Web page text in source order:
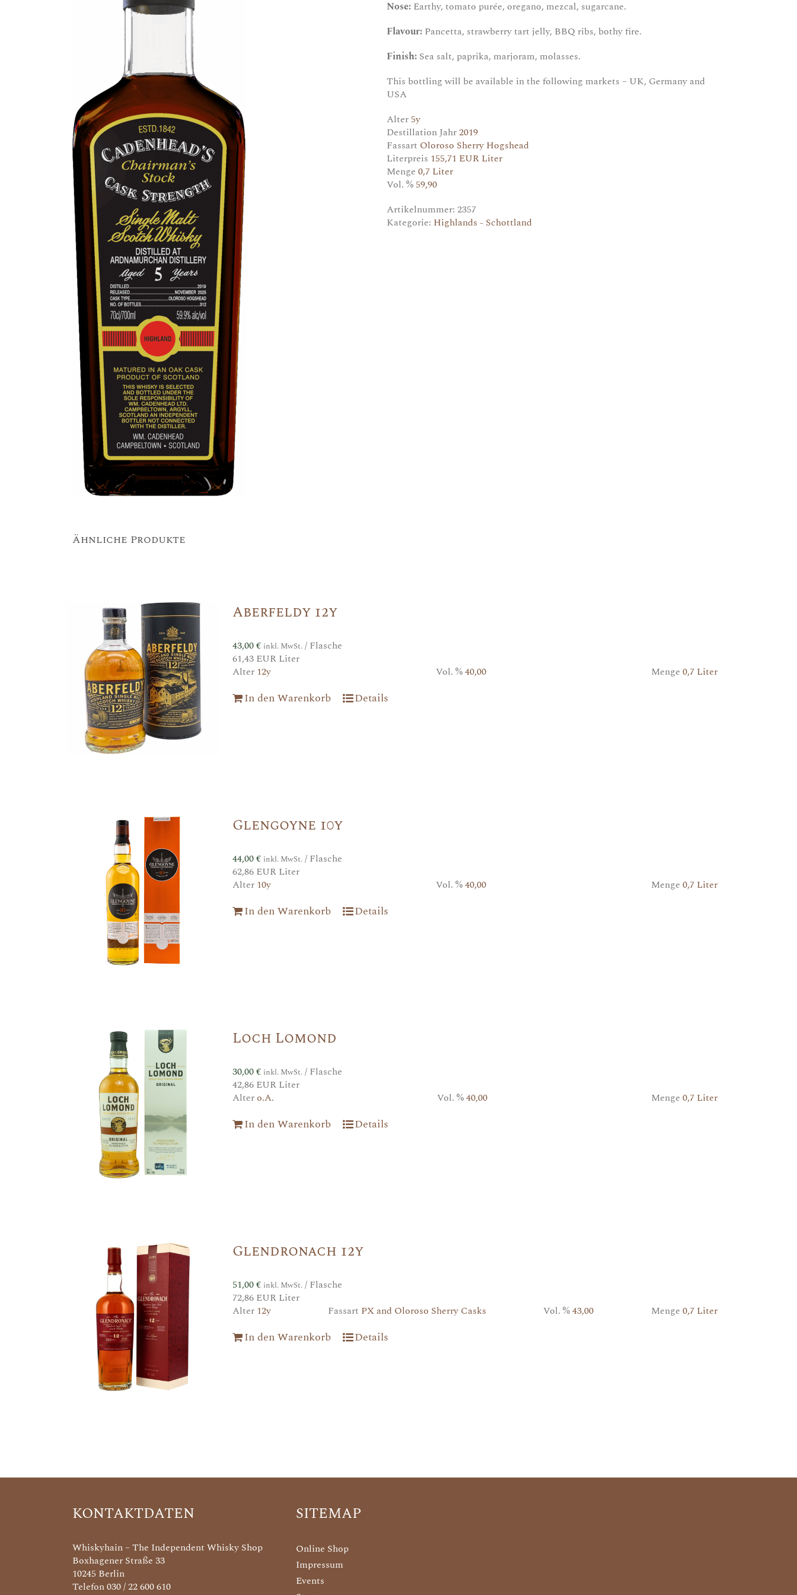
Nose: Earthy, tomato purée, oregano, mezcal, sugarcane.
Flavour: Pancetta, strawberry tart jelly, BBQ ribs, bothy fire.
Finish: Sea salt, paprika, marjoram, molasses.
This bottling will be available in the following markets – UK, Germany and
USA
Alter 5y
Destillation Jahr2019
Fassart Oloroso Sherry Hogshead
Literpreis 155,71 EUR Liter
Menge 0,7 Liter
Vol. % 59,90
Artikelnummer: 2357
Kategorie: Highlands - Schottland
Ähnliche Produkte
Aberfeldy 12y
43,00€ inkl. MwSt./ Flasche
61,43 EUR Liter
Alter 12y Vol. %40,00 Menge 0,7 Liter
In den Warenkorb Details
Glengoyne 10y
44,00€ inkl. MwSt./ Flasche
62,86 EUR Liter
Alter 10y Vol. %40,00 Menge 0,7 Liter
In den Warenkorb Details
Loch Lomond
30,00€ inkl. MwSt./ Flasche
42,86 EUR Liter
Altero.A. Vol. %40,00 Menge 0,7 Liter
In den Warenkorb Details
Glendronach 12y
51,00€ inkl. MwSt./ Flasche
72,86 EUR Liter
Alter 12y Fassart PX and Oloroso Sherry Casks Vol. %43,00 Menge 0,7 Liter
In den Warenkorb Details
KONTAKTDATEN
Whiskyhain – The Independent Whisky Shop
Boxhagener Straße 33
10245 Berlin
Telefon 030 / 22 600 610
SITEMAP
Online Shop
Impressum
Events